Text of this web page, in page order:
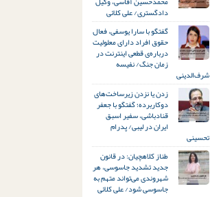
دادگستری/ علی کلائی
گفتگو با سارا یوسفی، فعال
حقوق افراد دارای معلولیت
درباره‌ی قطعی اینترنت در
زمان جنگ/ نفیسه
شرف‌الدینی
زدن یا نزدن زیرساخت‌های
دوکاربرده؛ گفتگو با جعفر
قنادباشی، سفیر اسبق
ایران در لیبی/ پدرام
تحسینی
طناز کلاهچیان: در قانون
جدید تشدید جاسوسی، هر
شهروندی می‌تواند متهم به
جاسوسی شود/ علی کلائی